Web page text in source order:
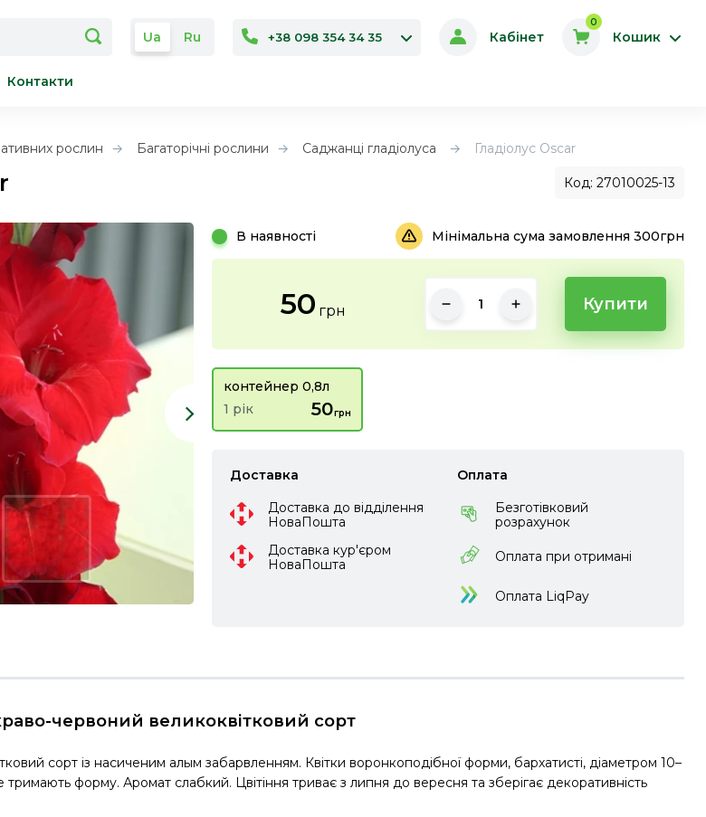
Ua Ru +38 098 354 34 35 Кабінет
0
Кошик
Контакти
рослин Багаторічні рослини Саджанці гладіолуса Гладіолус Oscar
Код: 27010025-13
В наявності Мінімальна сума замовлення 300грн
50 грн Купити
контейнер 0,8л
1 рік
50грн
Доставка
Доставка до відділення
НоваПошта
Доставка кур'єром
НоваПошта
Оплата
Безготівковий
розрахунок
Оплата при отримані
Оплата LiqPay
червоний великоквітковий сорт
сорт із насиченим алым забарвленням. Квітки воронкоподібної форми, бархатисті, діаметром 10–
форму. Аромат слабкий. Цвітіння триває з липня до вересня та зберігає декоративність